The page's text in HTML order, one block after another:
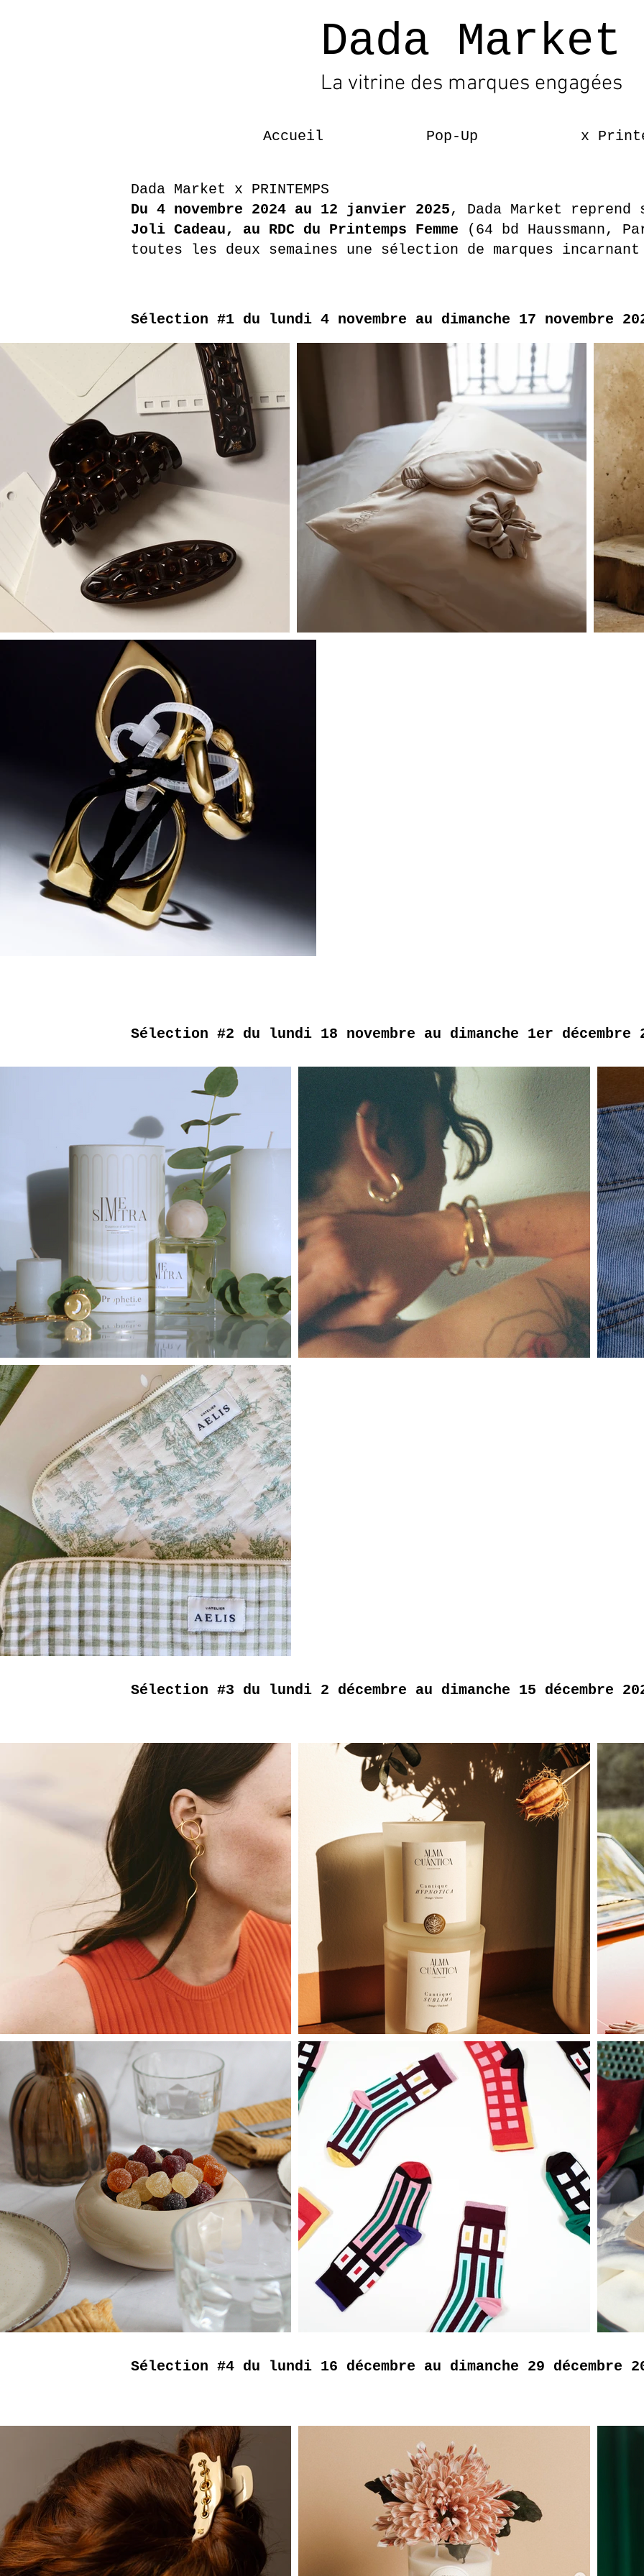
Dada Market
La vitrine des marques engagées
Accueil Pop-Up x
Dada Market x PRINTEMPS
Du 4 novembre 2024 au 12 janvier 2025, Dada Market
Joli Cadeau, au RDC du Printemps Femme
(64 bd Haussmann,
toutes les deux semaines une sélection de marques
Sélection #1 du lundi 4 novembre au dimanche 17 novembre
Sélection #2 du lundi 18 novembre au dimanche 1er décembre
Sélection #3 du lundi 2 décembre au dimanche 15 décembre
Sélection #4 du lundi 16 décembre au dimanche 29 décembre